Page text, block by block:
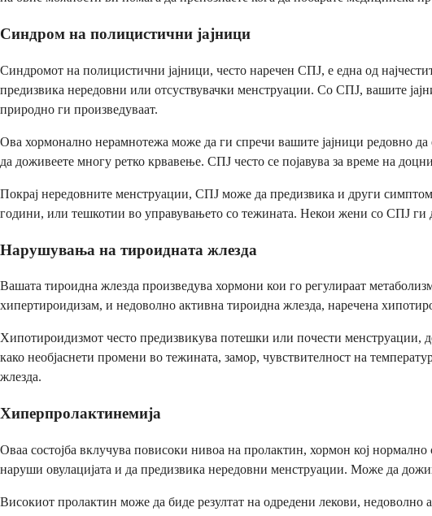
Синдром на полицистични јајници
Синдромот на полицистични јајници, често наречен СПЈ, е една од
предизвика нередовни или отсуствувачки менструации. Со СПЈ, вашите
природно ги произведуваат.
Ова хормонално нерамнотежа може да ги спречи вашите јајници редовно
да доживеете многу ретко крвавење. СПЈ често се појавува за време на
Покрај нередовните менструации, СПЈ може да предизвика и други
години, или тешкотии во управувањето со тежината. Некои жени со СПЈ ги
Нарушувања на тироидната жлезда
Вашата тироидна жлезда произведува хормони кои го регулираат
хипертироидизам, и недоволно активна тироидна жлезда, наречена
Хипотироидизмот често предизвикува потешки или почести
како необјаснети промени во тежината, замор, чувствителност на
жлезда.
Хиперпролактинемија
Оваа состојба вклучува повисоки нивоа на пролактин, хормон кој
наруши овулацијата и да предизвика нередовни менструации. Може да
Високиот пролактин може да биде резултат на одредени лекови,